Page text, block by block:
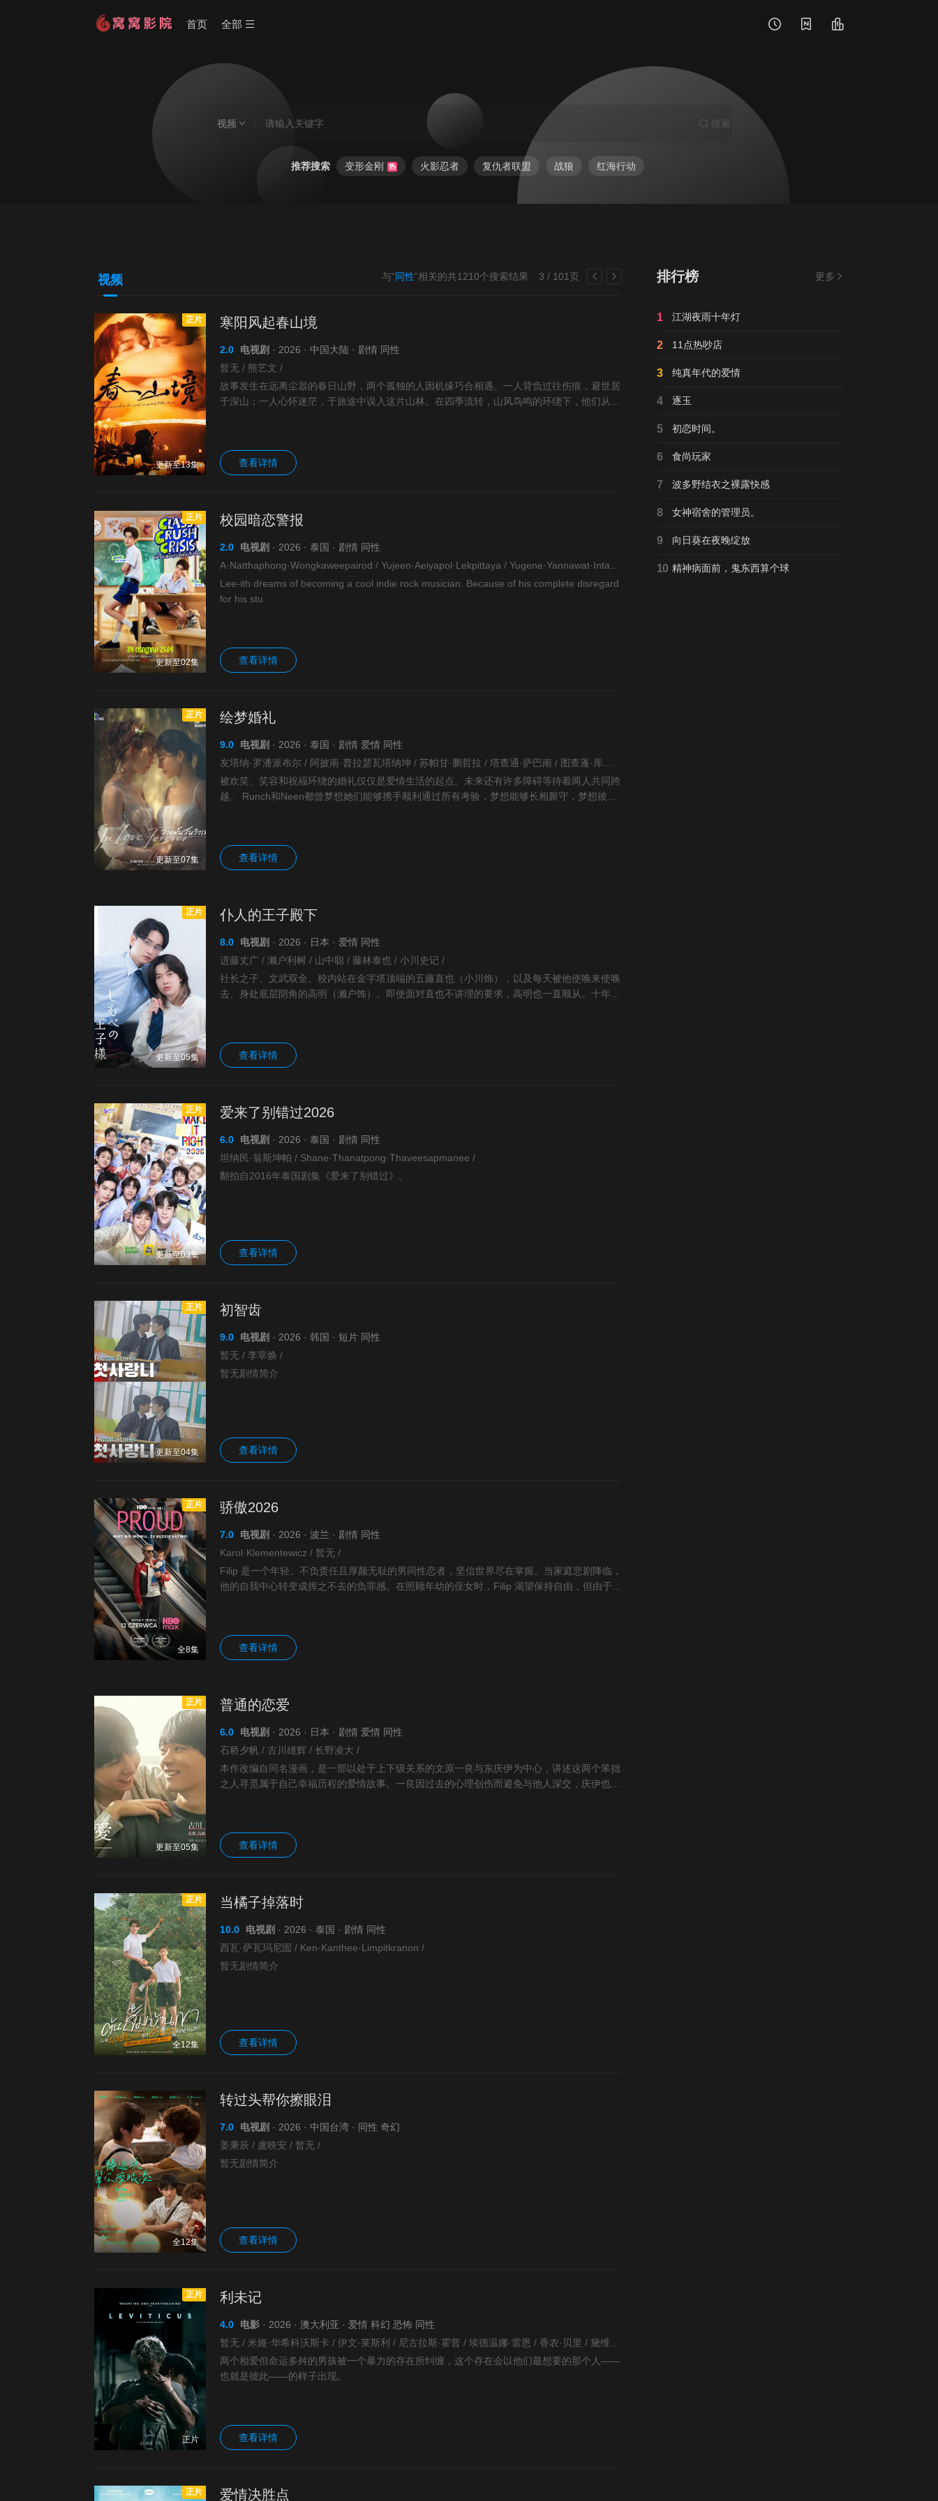
首页 全部
视频 搜索
推荐搜索 变形金刚 热 火影忍者 复仇者联盟 战狼 红海行动
视频 3 / 101页
与“同性”相关的共1210个搜索结果
正片
更新至13集
寒阳风起春山境
2.0 电视剧 · 2026 · 中国大陆 · 剧情 同性
暂无 / 熊艺文 /
故事发生在远离尘嚣的春日山野，两个孤独的人因机缘巧合相遇。一人背负过往伤痕，避世居
于深山；一人心怀迷茫，于旅途中误入这片山林。在四季流转，山风鸟鸣的环绕下，他们从陌
查看详情
正片
更新至02集
校园暗恋警报
2.0 电视剧 · 2026 · 泰国 · 剧情 同性
Lee-ith dreams of becoming a cool indie rock musician. Because of his complete disregard
for his stu
查看详情
正片
更新至07集
绘梦婚礼
9.0 电视剧 · 2026 · 泰国 · 剧情 爱情 同性
友塔纳·罗潘派布尔 / 阿披南·普拉瑟瓦塔纳坤 / 苏帕甘·鹏哲拉 / 塔查通·萨巴南 / 图查蓬·库旺博迪特 / 珙恩娜帕·瑟塔拉塔那彭 / 邝玲玲 /
被欢笑、笑容和祝福环绕的婚礼仅仅是爱情生活的起点。未来还有许多障碍等待着两人共同跨
越。 Runch和Neen都曾梦想她们能够携手顺利通过所有考验，梦想能够长相厮守，梦想彼此
查看详情
正片
更新至05集
仆人的王子殿下
8.0 电视剧 · 2026 · 日本 · 爱情 同性
进藤丈广 / 濑户利树 / 山中聪 / 藤林泰也 / 小川史记 /
社长之子、文武双全、校内站在金字塔顶端的五藤直也（小川饰），以及每天被他使唤来使唤
去、身处底层阴角的高明（濑户饰）。即使面对直也不讲理的要求，高明也一直顺从。十年
查看详情
正片
更新至03集
爱来了别错过2026
6.0 电视剧 · 2026 · 泰国 · 剧情 同性
坦纳民·翁斯坤帕 / Shane·Thanatpong·Thaveesapmanee /
翻拍自2016年泰国剧集《爱来了别错过》。
查看详情
正片
更新至04集
初智齿
9.0 电视剧 · 2026 · 韩国 · 短片 同性
暂无 / 李宰焕 /
暂无剧情简介
查看详情
正片
全8集
骄傲2026
7.0 电视剧 · 2026 · 波兰 · 剧情 同性
Karol·Klementewicz / 暂无 /
Filip 是一个年轻、不负责任且厚颜无耻的男同性恋者，坚信世界尽在掌握。当家庭悲剧降临，
他的自我中心转变成挥之不去的负罪感。在照顾年幼的侄女时，Filip 渴望保持自由，但由于童
查看详情
正片
更新至05集
普通的恋爱
6.0 电视剧 · 2026 · 日本 · 剧情 爱情 同性
石桥夕帆 / 古川雄辉 / 长野凌大 /
本作改编自同名漫画，是一部以处于上下级关系的文原一良与东庆伊为中心，讲述这两个笨拙
之人寻觅属于自己幸福历程的爱情故事。一良因过去的心理创伤而避免与他人深交，庆伊也自
查看详情
正片
全12集
当橘子掉落时
10.0 电视剧 · 2026 · 泰国 · 剧情 同性
西瓦·萨瓦玛尼固 / Ken·Kanthee·Limpitkranon /
暂无剧情简介
查看详情
全12集
转过头帮你擦眼泪
7.0 电视剧 · 2026 · 中国台湾 · 同性 奇幻
姜秉辰 / 盧映安 / 暂无 /
暂无剧情简介
查看详情
正片
正片
利未记
4.0 电影· 2026 · 澳大利亚 · 爱情 科幻 恐怖 同性
两个相爱但命运多舛的男孩被一个暴力的存在所纠缠，这个存在会以他们最想要的那个人——
也就是彼此——的样子出现。
查看详情
正片 爱情决胜点
排行榜 更多
1 江湖夜雨十年灯
2 11点热吵店
3 纯真年代的爱情
4 逐玉
5 初恋时间。
6 食尚玩家
7 波多野结衣之裸露快感
8 女神宿舍的管理员。
9 向日葵在夜晚绽放
10 精神病面前，鬼东西算个球